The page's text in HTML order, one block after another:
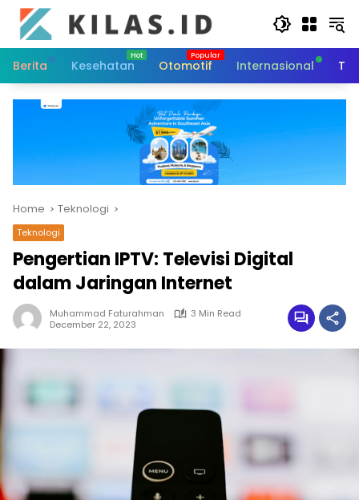
Skip
content
Berita
Kesehatan Otomotif Internasional
Home Teknologi
Teknologi
Pengertian IPTV: Televisi Digital
dalam Jaringan Internet
Muhammad Faturahman
3 Min Read
December 22, 2023